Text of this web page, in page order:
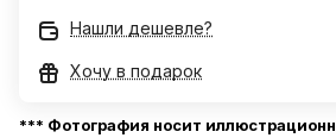
Нашли дешевле?
Хочу в подарок
*** Фотография носит